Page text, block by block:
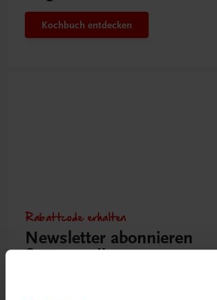
Kochbuch entdecken
Rabattcode erhalten
Newsletter abonnieren
& Versandkosten sparen